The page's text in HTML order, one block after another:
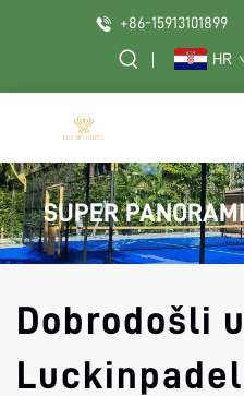
+86-15913101899
HR
SUPER
Dobrodošli u